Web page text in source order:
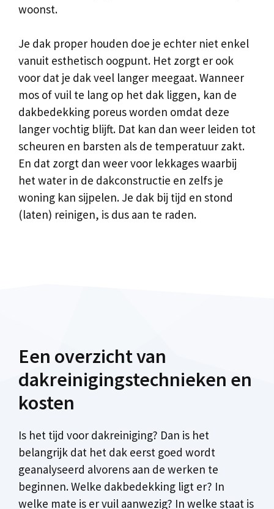
woonst.
Je dak proper houden doe je echter niet enkel
vanuit esthetisch oogpunt. Het zorgt er ook
voor dat je dak veel langer meegaat. Wanneer
mos of vuil te lang op het dak liggen, kan de
dakbedekking poreus worden omdat deze
langer vochtig blijft. Dat kan dan weer leiden tot
scheuren en barsten als de temperatuur zakt.
En dat zorgt dan weer voor lekkages waarbij
het water in de dakconstructie en zelfs je
woning kan sijpelen. Je dak bij tijd en stond
(laten) reinigen, is dus aan te raden.
Een overzicht van
dakreinigingstechnieken en
kosten
Is het tijd voor dakreiniging? Dan is het
belangrijk dat het dak eerst goed wordt
geanalyseerd alvorens aan de werken te
beginnen. Welke dakbedekking ligt er? In
welke mate is er vuil aanwezig? In welke staat is